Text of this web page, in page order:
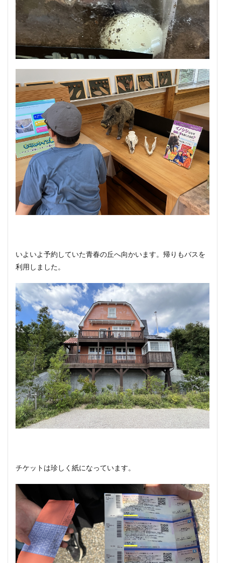
いよいよ予約していた青春の丘へ向かいます。帰りもバスを
利用しました。
チケットは珍しく紙になっています。